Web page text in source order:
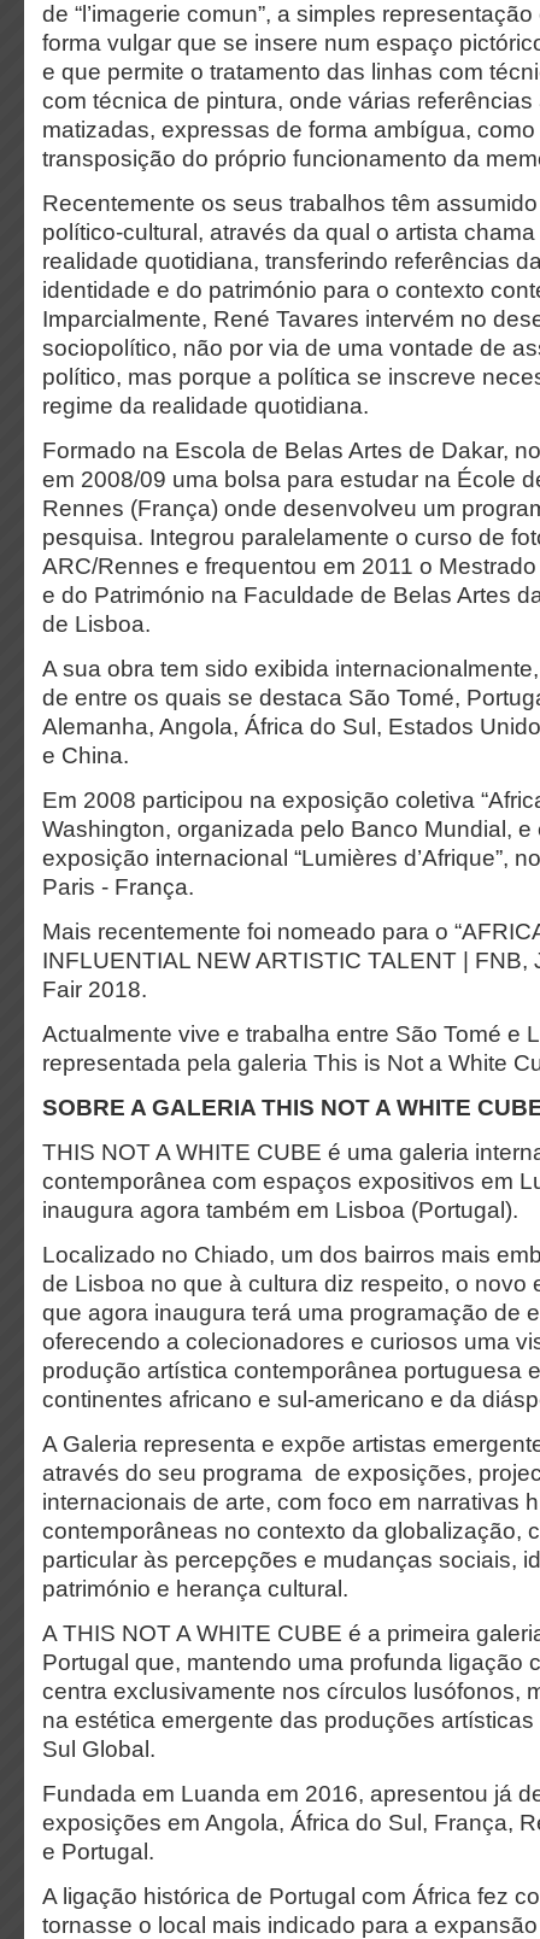
de “l’imagerie comun”, a simples
forma vulgar que se insere num espaço
e que permite o tratamento das linhas com
com técnica de pintura, onde várias referências
matizadas, expressas de forma ambígua,
transposição do próprio funcionamento da
Recentemente os seus trabalhos têm
político-cultural, através da qual o artista
realidade quotidiana, transferindo referências
identidade e do património para o contexto
Imparcialmente, René Tavares intervém no
sociopolítico, não por via de uma vontade de
político, mas porque a política se inscreve
regime da realidade quotidiana.
Formado na Escola de Belas Artes de Dakar,
em 2008/09 uma bolsa para estudar na École
Rennes (França) onde desenvolveu um
pesquisa. Integrou paralelamente o curso de
ARC/Rennes e frequentou em 2011 o
e do Património na Faculdade de Belas Artes
de Lisboa.
A sua obra tem sido exibida
de entre os quais se destaca São Tomé,
Alemanha, Angola, África do Sul, Estados
e China.
Em 2008 participou na exposição coletiva
Washington, organizada pelo Banco Mundial,
exposição internacional “Lumières d’Afrique”,
Paris - França.
Mais recentemente foi nomeado para o
INFLUENTIAL NEW ARTISTIC TALENT | FNB,
Fair 2018.
Actualmente vive e trabalha entre São Tomé e
representada pela galeria This is Not a White
SOBRE A GALERIA THIS NOT A WHITE
THIS NOT A WHITE CUBE é uma galeria
contemporânea com espaços expositivos em
inaugura agora também em Lisboa (Portugal).
Localizado no Chiado, um dos bairros mais
de Lisboa no que à cultura diz respeito, o novo
que agora inaugura terá uma programação de
oferecendo a colecionadores e curiosos uma
produção artística contemporânea portuguesa
continentes africano e sul-americano e da
A Galeria representa e expõe artistas
através do seu programa de exposições,
internacionais de arte, com foco em narrativas
contemporâneas no contexto da globalização,
particular às percepções e mudanças sociais,
património e herança cultural.
A THIS NOT A WHITE CUBE é a primeira
Portugal que, mantendo uma profunda ligação
centra exclusivamente nos círculos lusófonos,
na estética emergente das produções
Sul Global.
Fundada em Luanda em 2016, apresentou já
exposições em Angola, África do Sul, França,
e Portugal.
A ligação histórica de Portugal com África fez
tornasse o local mais indicado para a